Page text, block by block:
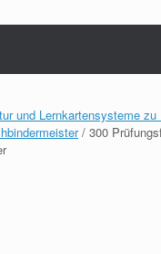
und Lernkartensysteme zu
/ 300